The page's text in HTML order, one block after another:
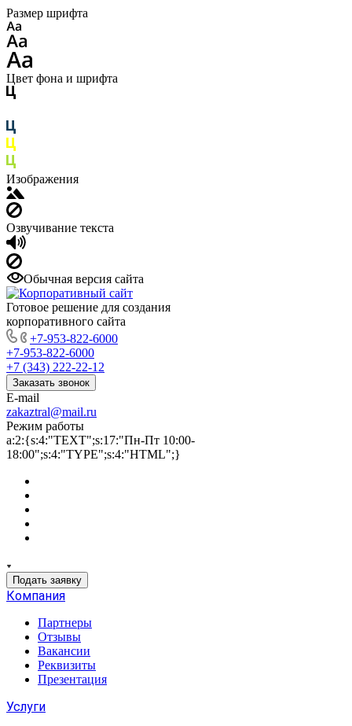
Размер шрифта
Цвет фона и шрифта
Изображения
Озвучивание текста
Обычная версия сайта
Готовое решение для создания
корпоративного сайта
+7-953-822-6000
+7-953-822-6000
+7 (343) 222-22-12
Заказать звонок
E-mail
zakaztral@mail.ru
Режим работы
a:2:{s:4:"TEXT";s:17:"Пн-Пт 10:00-
18:00";s:4:"TYPE";s:4:"HTML";}
Подать заявку
Компания
Партнеры
Отзывы
Вакансии
Реквизиты
Презентация
Услуги